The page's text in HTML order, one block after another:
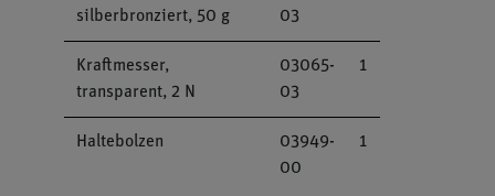
silberbronziert, 50 g
03
Kraftmesser,
transparent, 2 N
03065-
03
1
Haltebolzen
03949-
00
1